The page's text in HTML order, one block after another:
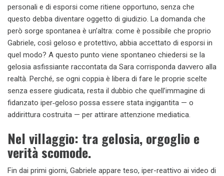
personali e di esporsi come ritiene opportuno, senza che
questo debba diventare oggetto di giudizio. La domanda che
però sorge spontanea è un’altra: come è possibile che proprio
Gabriele, così geloso e protettivo, abbia accettato di esporsi in
quel modo? A questo punto viene spontaneo chiedersi se la
gelosia asfissiante raccontata da Sara corrisponda davvero alla
realtà. Perché, se ogni coppia è libera di fare le proprie scelte
senza essere giudicata, resta il dubbio che quell’immagine di
fidanzato iper‑geloso possa essere stata ingigantita — o
addirittura costruita — per attirare attenzione mediatica.
Nel villaggio: tra gelosia, orgoglio e
verità scomode.
Fin dai primi giorni, Gabriele appare teso, iper-reattivo ai video di